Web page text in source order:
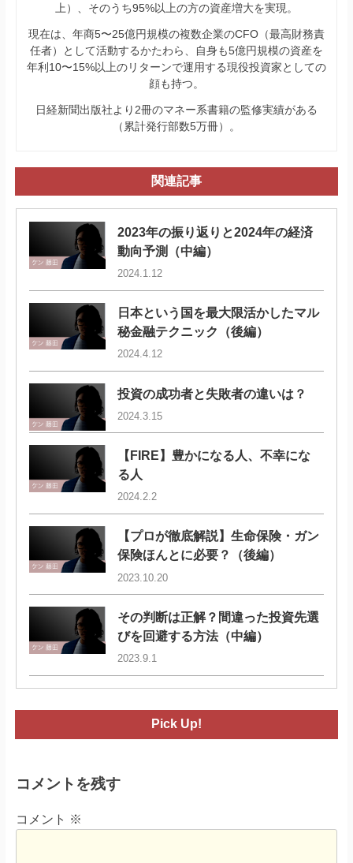
上）、そのうち95%以上の方の資産増大を実現。
現在は、年商5〜25億円規模の複数企業のCFO（最高財務責
任者）として活動するかたわら、自身も5億円規模の資産を
年利10〜15%以上のリターンで運用する現役投資家としての
顔も持つ。
日経新聞出版社より2冊のマネー系書籍の監修実績がある
（累計発行部数5万冊）。
関連記事
2023年の振り返りと2024年の経済
動向予測（中編）
2024.1.12
日本という国を最大限活かしたマル
秘金融テクニック（後編）
2024.4.12
投資の成功者と失敗者の違いは？
2024.3.15
【FIRE】豊かになる人、不幸にな
る人
2024.2.2
【プロが徹底解説】生命保険・ガン
保険ほんとに必要？（後編）
2023.10.20
その判断は正解？間違った投資先選
びを回避する方法（中編）
2023.9.1
Pick Up!
コメントを残す
コメント ※